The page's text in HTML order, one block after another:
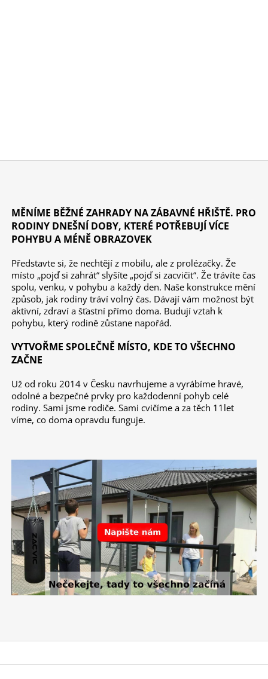
MĚNÍME BĚŽNÉ ZAHRADY NA ZÁBAVNÉ HŘIŠTĚ. PRO
RODINY DNEŠNÍ DOBY, KTERÉ POTŘEBUJÍ VÍCE
POHYBU A MÉNĚ OBRAZOVEK
Představte si, že nechtějí z mobilu, ale z prolézačky. Že
místo „pojď si zahrát“ slyšíte „pojď si zacvičit“. Že trávíte čas
spolu, venku, v pohybu a každý den. Naše konstrukce mění
způsob, jak rodiny tráví volný čas. Dávají vám možnost být
aktivní, zdraví a šťastní přímo doma. Budují vztah k
pohybu, který rodině zůstane napořád.
VYTVOŘME SPOLEČNĚ MÍSTO, KDE TO VŠECHNO
ZAČNE
Už od roku 2014 v Česku navrhujeme a vyrábíme hravé,
odolné a bezpečné prvky pro každodenní pohyb celé
rodiny. Sami jsme rodiče. Sami cvičíme a za těch 11let
víme, co doma opravdu funguje.
Z